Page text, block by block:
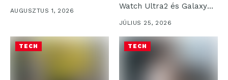
AUGUSZTUS 1, 2026
Watch Ultra2 és Galaxy
Watch9...
JÚLIUS 25, 2026
TECH TECH